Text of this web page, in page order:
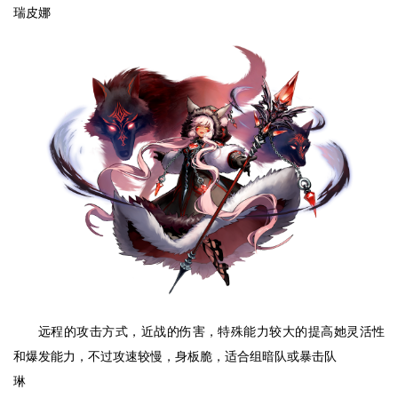
瑞皮娜
远程的攻击方式，近战的伤害，特殊能力较大的提高她灵活性
和爆发能力，不过攻速较慢，身板脆，适合组暗队或暴击队
琳